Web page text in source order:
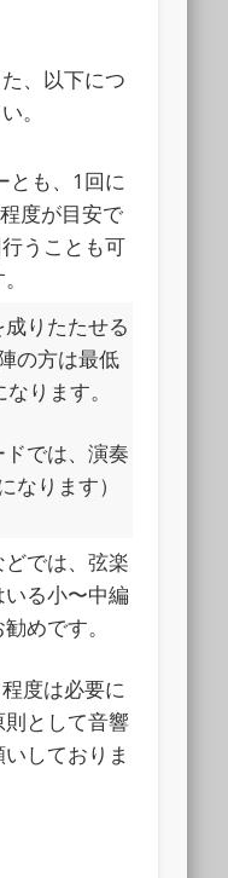
、以下につ
。
とも、1回に
度が目安で
うことも可
りたたせる
の方は最低
ります。
ドでは、演奏
なります）
では、弦楽
る小〜中編
めです。
程度は必要に
として音響
しておりま